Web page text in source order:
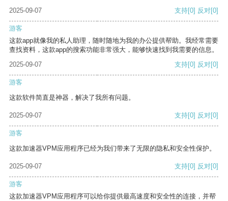
2025-09-07 支持[0] 反对[0]
游客
这款app就像我的私人助理，随时随地为我的办公提供帮助。我经常需要
查找资料，这款app的搜索功能非常强大，能够快速找到我需要的信息。
2025-09-07
支持[0] 反对[0]
游客
这款软件简直是神器，解决了我所有问题。
2025-09-07 支持[0] 反对[0]
游客
这款加速器VPM应用程序已经为我们带来了无限的隐私和安全性保护。
2025-09-07 支持[0] 反对[0]
游客
这款加速器VPM应用程序可以给你提供最高速度和安全性的连接，并帮